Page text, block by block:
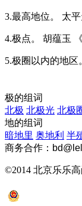
3.最高地位。 太
4.极点。 胡蕴玉
5.极圈以内的地区
极的组词
北极 北极光 北极
地的组词
暗地里 奥地利 半
商务合作：
©2014 北京乐乐高